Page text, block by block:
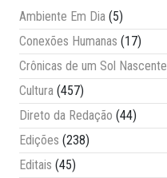
Ambiente Em Dia (5)
Conexões Humanas (17)
Crônicas de um Sol Nascente
Cultura (457)
Direto da Redação (44)
Edições (238)
Editais (45)